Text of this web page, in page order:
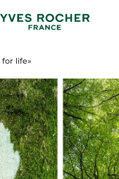
for life»